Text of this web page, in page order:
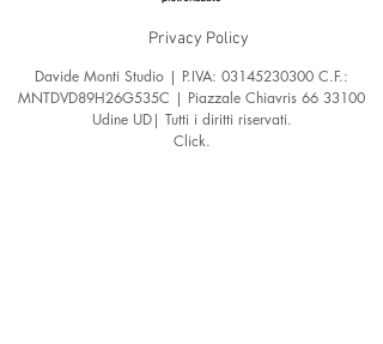
Davide Monti Studio | P.IVA: 03145230300 C.F.:
MNTDVD89H26G535C | Piazzale Chiavris 66 33100
Udine UD| Tutti i diritti riservati.
Click.
Privacy Policy